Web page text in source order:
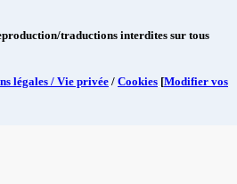
traductions interdites sur tous
légales / Vie privée / Cookies [Modifier vos